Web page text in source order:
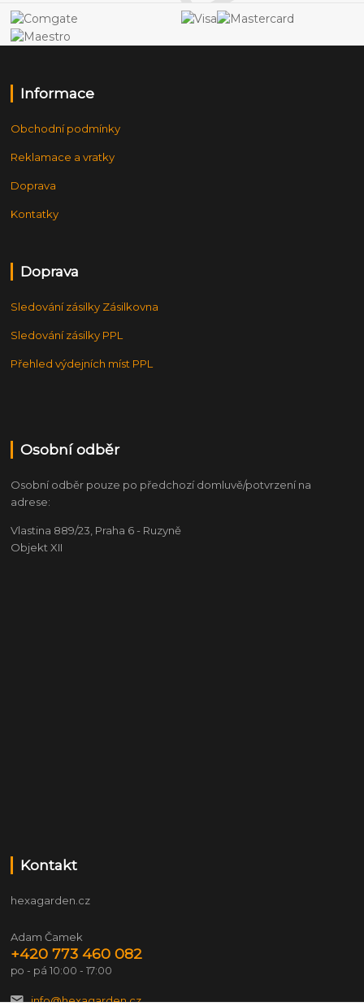
Informace
Obchodní podmínky
Reklamace a vratky
Doprava
Kontatky
Doprava
Sledování zásilky Zásilkovna
Sledování zásilky PPL
Přehled výdejních míst PPL
Osobní odběr
Osobní odběr pouze po předchozí domluvě/potvrzení na
adrese:
Vlastina 889/23, Praha 6 - Ruzyně
Objekt XII
Kontakt
hexagarden.cz
Adam Čamek
+420 773 460 082
po - pá 10:00 - 17:00
info@hexagarden.cz